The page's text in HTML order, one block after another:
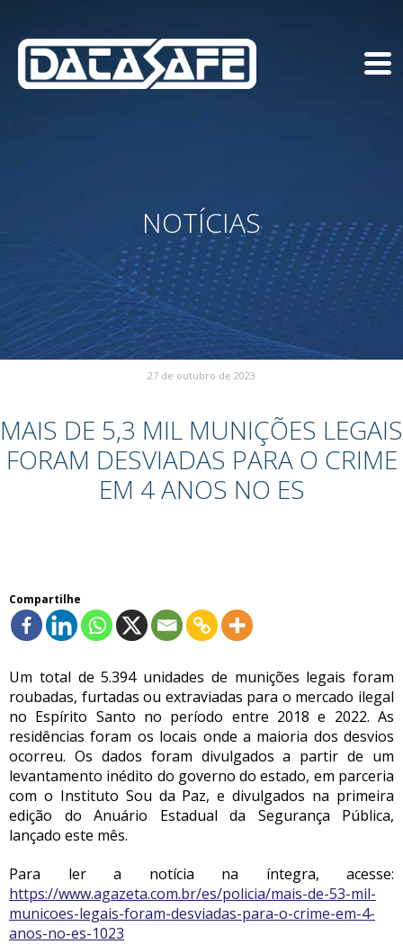
NOTÍCIAS
27 de outubro de 2023
MAIS DE 5,3 MIL MUNIÇÕES LEGAIS
FORAM DESVIADAS PARA O CRIME
EM 4 ANOS NO ES
Compartilhe
Um total de 5.394 unidades de munições legais foram
roubadas, furtadas ou extraviadas para o mercado ilegal
no Espírito Santo no período entre 2018 e 2022. As
residências foram os locais onde a maioria dos desvios
ocorreu. Os dados foram divulgados a partir de um
levantamento inédito do governo do estado, em parceria
com o Instituto Sou da Paz, e divulgados na primeira
edição do Anuário Estadual da Segurança Pública,
lançado este mês.
Para ler a notícia na íntegra, acesse:
https://www.agazeta.com.br/es/policia/mais-de-53-mil-
municoes-legais-foram-desviadas-para-o-crime-em-4-
anos-no-es-1023